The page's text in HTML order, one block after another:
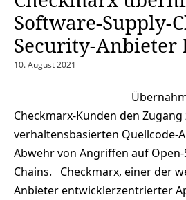
Software-Supply-
Security-Anbieter
10. August 2021
Checkmarx-Kunden den Zugang
verhaltensbasierten Quellcode-
Abwehr von Angriffen auf
Chains. Checkmarx, einer der
Anbieter entwicklerzentrierter